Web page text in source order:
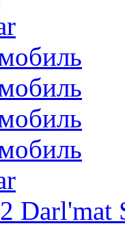
Darl'mat